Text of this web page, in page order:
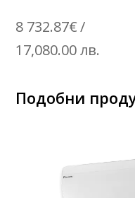
8 732.87€ /
17,080.00 лв.
Подобни